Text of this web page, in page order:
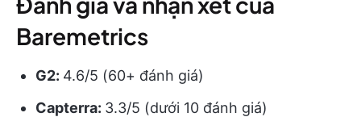
Baremetrics
G2: 4.6/5 (60+ đánh giá)
Capterra: 3.3/5 (dưới 10 đánh giá)